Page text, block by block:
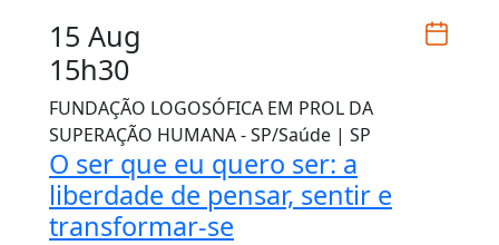
15 Aug
15h30
FUNDAÇÃO LOGOSÓFICA EM PROL DA
SUPERAÇÃO HUMANA - SP/Saúde | SP
O ser que eu quero ser: a
liberdade de pensar, sentir e
transformar-se